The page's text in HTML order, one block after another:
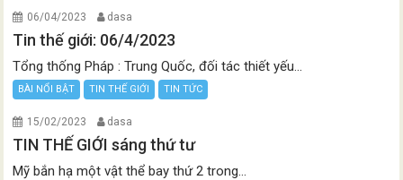
06/04/2023 dasa
Tin thế giới: 06/4/2023
Tổng thống Pháp : Trung Quốc, đối tác thiết yếu...
BÀI NỔI BẬT TIN THẾ GIỚI TIN TỨC
15/02/2023 dasa
TIN THẾ GIỚI sáng thứ tư
Mỹ bắn hạ một vật thể bay thứ 2 trong...